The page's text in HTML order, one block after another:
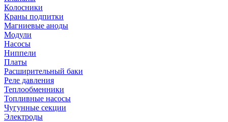
Колосники
Краны подпитки
Магниевые аноды
Модули
Насосы
Ниппели
Платы
Расширительный баки
Реле давления
Теплообменники
Топливные насосы
Чугунные секции
Электроды